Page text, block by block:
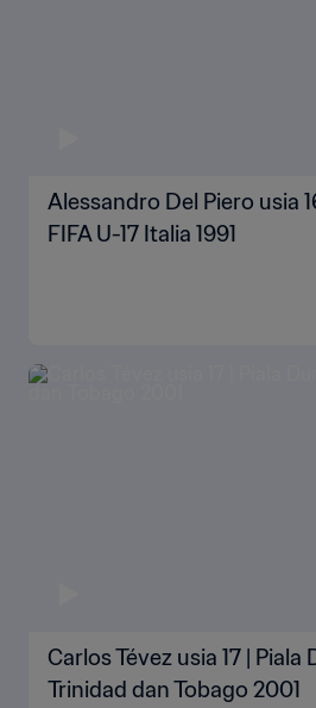
Alessandro Del Piero usia
FIFA U-17 Italia 1991
Carlos Tévez usia 17 | Piala
Trinidad dan Tobago 2001